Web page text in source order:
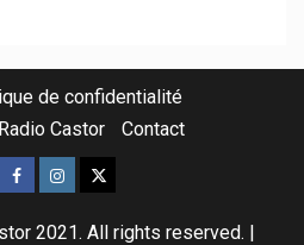
de confidentialité
Castor
Contact
2021. All rights reserved.